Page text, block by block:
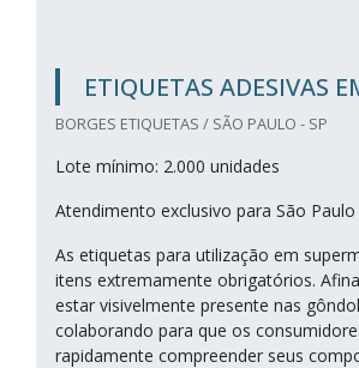
ETIQUETAS ADESIVAS
BORGES ETIQUETAS / SÃO PAULO - SP
Lote mínimo: 2.000 unidades
Atendimento exclusivo para São Paulo
As etiquetas para utilização em
itens extremamente obrigatórios.
estar visivelmente presente nas
colaborando para que os
rapidamente compreender seus